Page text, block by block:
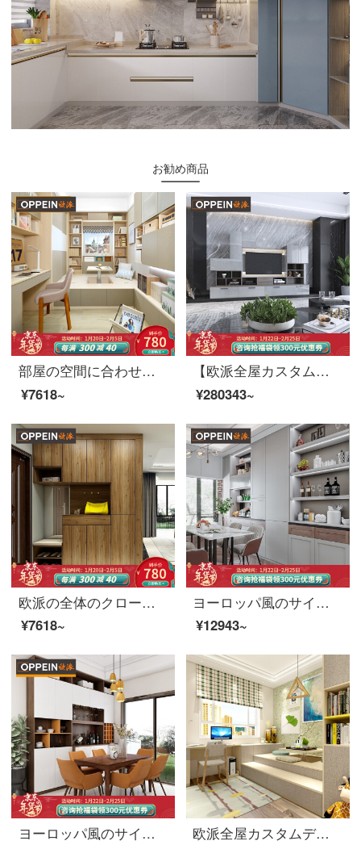
お勧め商品
部屋の空間に合わせて部屋の棚をカスタマイズし、前払い金をカスタマイズします。
¥7618~
【欧派全屋カスタムモダンレストランバッグシリーズ】お客様のレストラン家具＋カスタマイズ棚類お茶とテレビの棚を意味するオーダーメイド12 m²お客様のレストランのバッグセット
¥280343~
欧派の全体のクローゼットは部屋全体をカスタマイズして、寝室のクローゼット間の下駄箱をオーダーメードして玄関に注文して、胡桃の木の前払い金をオーダーメードします。
¥7618~
ヨーロッパ風のサイドキャビネットのオーダーメイド収納棚レストランキャビネットのオーダーメイド軽い贅沢なスタイルロッキーシリーズの単㎡オーダーメイド価格
¥12943~
ヨーロッパ風のサイドキャビネットは厨房のレストランのサイドテーブルを注文して注文します。現代の簡単な保管物とお茶のキャビネットは食器棚を用意します。
欧派全屋カスタムデポジット付加価値（特権予約金）食器棚99は200元に達して5千円以上使用します。